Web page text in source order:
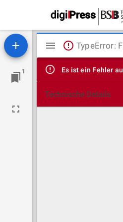
1
Mirador
Viewer
TypeError:
Es ist ein Fehler
Technische Details